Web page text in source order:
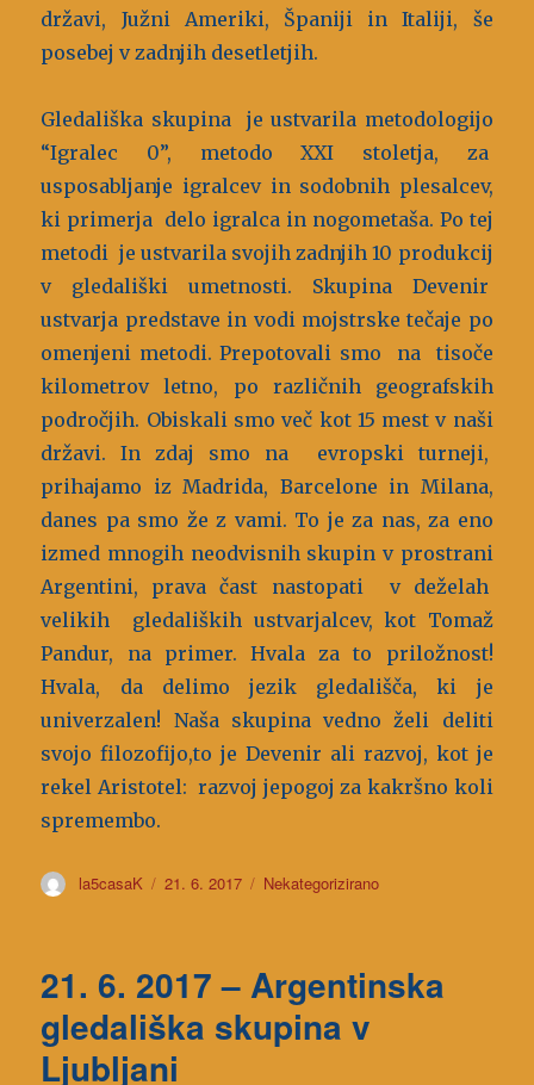
državi, Južni Ameriki, Španiji in Italiji, še
posebej v zadnjih desetletjih.
Gledališka skupina je ustvarila metodologijo
“Igralec 0”, metodo XXI stoletja, za
usposabljanje igralcev in sodobnih plesalcev,
ki primerja delo igralca in nogometaša. Po tej
metodi je ustvarila svojih zadnjih 10 produkcij
v gledališki umetnosti. Skupina Devenir
ustvarja predstave in vodi mojstrske tečaje po
omenjeni metodi. Prepotovali smo na tisoče
kilometrov letno, po različnih geografskih
področjih. Obiskali smo več kot 15 mest v naši
državi. In zdaj smo na evropski turneji,
prihajamo iz Madrida, Barcelone in Milana,
danes pa smo že z vami. To je za nas, za eno
izmed mnogih neodvisnih skupin v prostrani
Argentini, prava čast nastopati v deželah
velikih gledaliških ustvarjalcev, kot Tomaž
Pandur, na primer. Hvala za to priložnost!
Hvala, da delimo jezik gledališča, ki je
univerzalen! Naša skupina vedno želi deliti
svojo filozofijo,to je Devenir ali razvoj, kot je
rekel Aristotel: razvoj jepogoj za kakršno koli
spremembo.
Avtor
la5casaK
Objavljeno
21. 6. 2017 Kategorije
Nekategorizirano
21. 6. 2017 – Argentinska
gledališka skupina v
Ljubljani